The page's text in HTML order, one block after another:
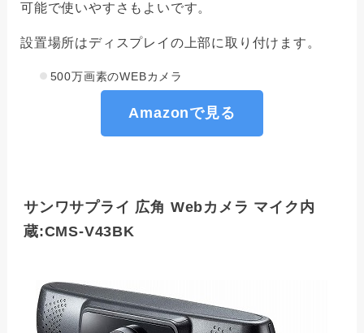
可能で使いやすさもよいです。
設置場所はディスプレイの上部に取り付けます。
500万画素のWEBカメラ
Amazonで見る
サンワサプライ 広角 Webカメラ マイク内
蔵:CMS-V43BK